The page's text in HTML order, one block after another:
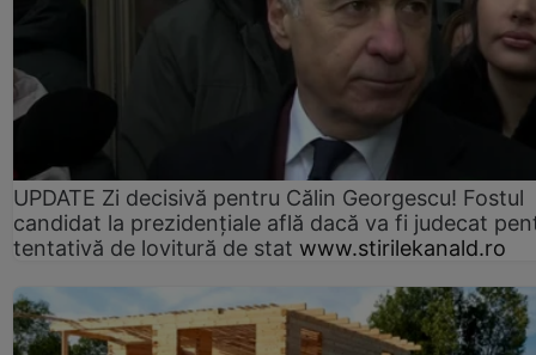
UPDATE Zi decisivă pentru Călin Georgescu! Fostul
candidat la prezidențiale află dacă va fi judecat
tentativă de lovitură de stat www.stirilekanald.ro